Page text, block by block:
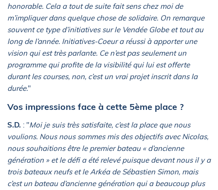
honorable. Cela a tout de suite fait sens chez moi de
m’impliquer dans quelque chose de solidaire. On remarque
souvent ce type d’initiatives sur le Vendée Globe et tout au
long de l’année. Initiatives-Coeur a réussi à apporter une
vision qui est très parlante. Ce n’est pas seulement un
programme qui profite de la visibilité qui lui est offerte
durant les courses, non, c’est un vrai projet inscrit dans la
durée."
Vos impressions face à cette 5ème place ?
S.D. : "Moi je suis très satisfaite, c’est la place que nous
voulions. Nous nous sommes mis des objectifs avec Nicolas,
nous souhaitions être le premier bateau « d’ancienne
génération » et le défi a été relevé puisque devant nous il y a
trois bateaux neufs et le Arkéa de Sébastien Simon, mais
c’est un bateau d’ancienne génération qui a beaucoup plus